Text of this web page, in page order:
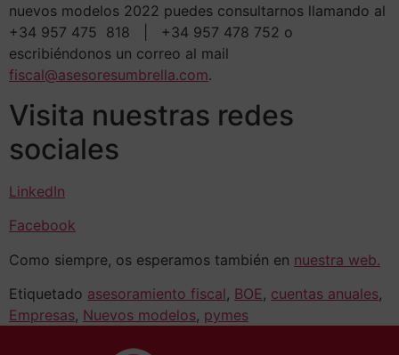
nuevos modelos 2022 puedes consultarnos llamando al
+34 957 475 818 | +34 957 478 752 o
escribiéndonos un correo al mail
fiscal@asesoresumbrella.com.
Visita nuestras redes
sociales
LinkedIn
Facebook
Como siempre, os esperamos también en nuestra web.
Etiquetado asesoramiento fiscal, BOE , cuentas anuales,
Empresas, Nuevos modelos, pymes